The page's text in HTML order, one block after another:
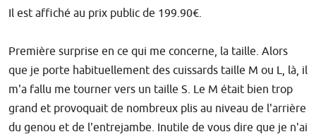
Il est affiché au prix public de 199.90€.
Première surprise en ce qui me concerne, la taille. Alors
que je porte habituellement des cuissards taille M ou L, là, il
m'a fallu me tourner vers un taille S. Le M était bien trop
grand et provoquait de nombreux plis au niveau de l'arrière
du genou et de l'entrejambe. Inutile de vous dire que je n'ai